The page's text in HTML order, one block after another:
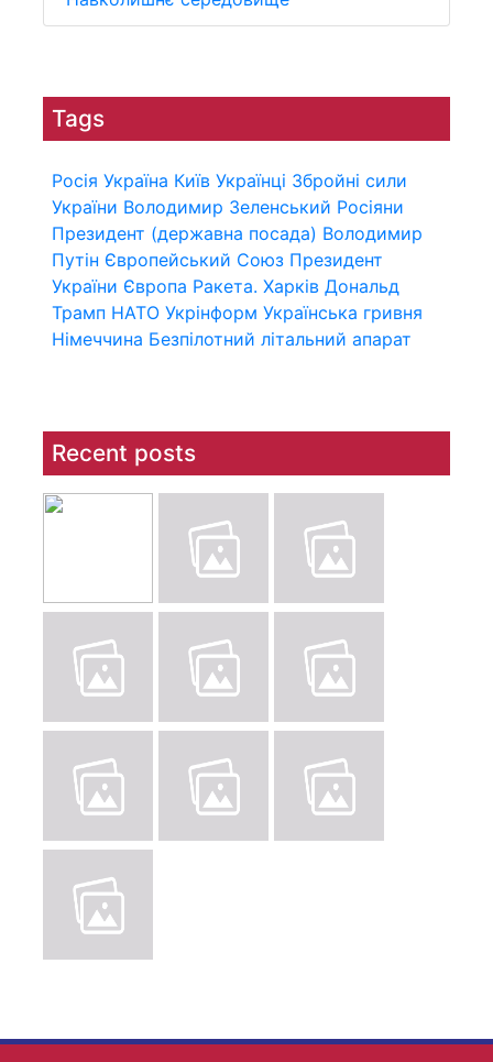
Tags
Росія Україна Київ Українці Збройні сили
України Володимир Зеленський Росіяни
Президент (державна посада) Володимир
Путін Європейський Союз Президент
України Європа Ракета. Харків Дональд
Трамп НАТО Укрінформ Українська гривня
Німеччина Безпілотний літальний апарат
Recent posts